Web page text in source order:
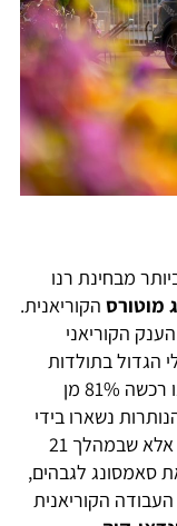
מבחינת רנו
מוטורס הקוריאנית.
הקוריאני
הכלכלי הגדול בתולדות
קוריאה. בעקבות המשבר, בשנת 2000, רנו רכשה 81% מן
נשארו בידי
אחת החברות הבנות של תאגיד סאמסונג. אלא שבמהלך 21
סאמסונג לגבהים,
הקוריאנית